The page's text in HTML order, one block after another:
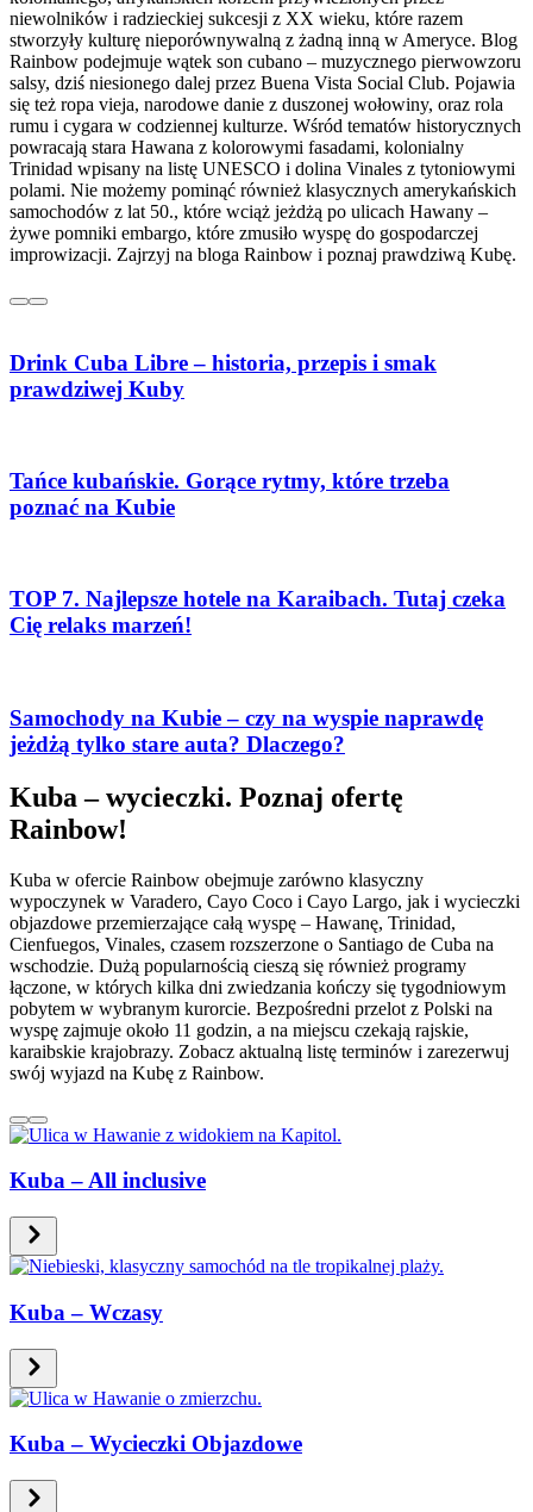
niewolników i radzieckiej sukcesji z XX wieku, które razem
stworzyły kulturę nieporównywalną z żadną inną w Ameryce. Blog
Rainbow podejmuje wątek son cubano – muzycznego pierwowzoru
salsy, dziś niesionego dalej przez Buena Vista Social Club. Pojawia
się też ropa vieja, narodowe danie z duszonej wołowiny, oraz rola
rumu i cygara w codziennej kulturze. Wśród tematów historycznych
powracają stara Hawana z kolorowymi fasadami, kolonialny
Trinidad wpisany na listę UNESCO i dolina Vinales z tytoniowymi
polami. Nie możemy pominąć również klasycznych amerykańskich
samochodów z lat 50., które wciąż jeżdżą po ulicach Hawany –
żywe pomniki embargo, które zmusiło wyspę do gospodarczej
improwizacji. Zajrzyj na bloga Rainbow i poznaj prawdziwą Kubę.
Drink Cuba Libre – historia, przepis i smak
prawdziwej Kuby
Tańce kubańskie. Gorące rytmy, które trzeba
poznać na Kubie
TOP 7. Najlepsze hotele na Karaibach. Tutaj czeka
Cię relaks marzeń!
Samochody na Kubie – czy na wyspie naprawdę
jeżdżą tylko stare auta? Dlaczego?
Kuba – wycieczki. Poznaj ofertę
Rainbow!
Kuba w ofercie Rainbow obejmuje zarówno klasyczny
wypoczynek w Varadero, Cayo Coco i Cayo Largo, jak i wycieczki
objazdowe przemierzające całą wyspę – Hawanę, Trinidad,
Cienfuegos, Vinales, czasem rozszerzone o Santiago de Cuba na
wschodzie. Dużą popularnością cieszą się również programy
łączone, w których kilka dni zwiedzania kończy się tygodniowym
pobytem w wybranym kurorcie. Bezpośredni przelot z Polski na
wyspę zajmuje około 11 godzin, a na miejscu czekają rajskie,
karaibskie krajobrazy. Zobacz aktualną listę terminów i zarezerwuj
swój wyjazd na Kubę z Rainbow.
Kuba – All inclusive
Kuba – Wczasy
Kuba – Wycieczki Objazdowe